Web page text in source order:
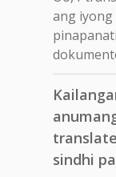
ang iyong
sindhi